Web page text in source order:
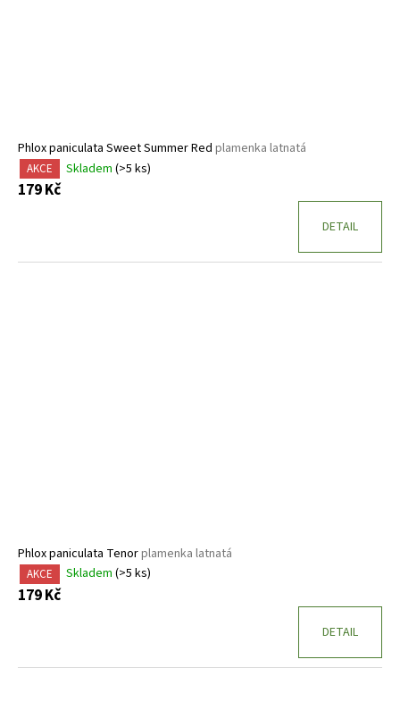
Phlox paniculata Sweet Summer Red plamenka latnatá
AKCE Skladem (>5 ks)
179 Kč
DETAIL
Phlox paniculata Tenorplamenka latnatá
AKCE Skladem (>5 ks)
179 Kč
DETAIL